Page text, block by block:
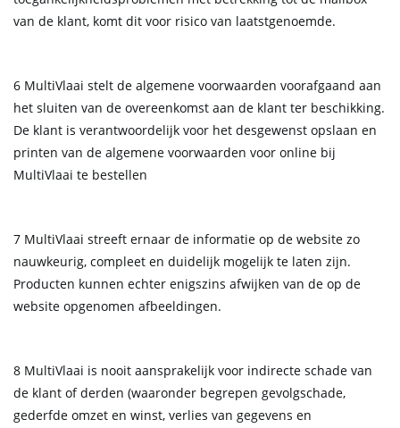
van de klant, komt dit voor risico van laatstgenoemde.
6 MultiVlaai stelt de algemene voorwaarden voorafgaand aan
het sluiten van de overeenkomst aan de klant ter beschikking.
De klant is verantwoordelijk voor het desgewenst opslaan en
printen van de algemene voorwaarden voor online bij
MultiVlaai te bestellen
7 MultiVlaai streeft ernaar de informatie op de website zo
nauwkeurig, compleet en duidelijk mogelijk te laten zijn.
Producten kunnen echter enigszins afwijken van de op de
website opgenomen afbeeldingen.
8 MultiVlaai is nooit aansprakelijk voor indirecte schade van
de klant of derden (waaronder begrepen gevolgschade,
gederfde omzet en winst, verlies van gegevens en